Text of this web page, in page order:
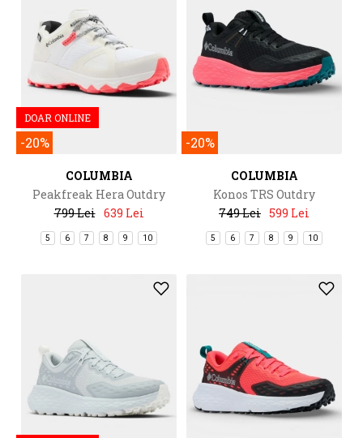
DOAR ONLINE
-20%
COLUMBIA
Peakfreak Hera Outdry
799 Lei 639 Lei
5 6 7 8 9 10
-20%
COLUMBIA
Konos TRS Outdry
749 Lei 599 Lei
5 6 7 8 9 10